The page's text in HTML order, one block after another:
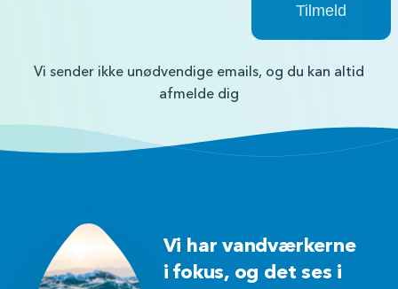
Vi sender ikke unødvendige emails, og du kan altid
afmelde dig
Vi har vandværkerne
i fokus, og det ses i